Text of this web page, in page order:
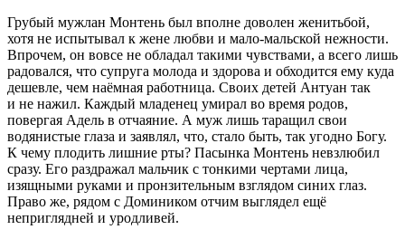
Грубый мужлан Монтень был вполне доволен женитьбой,
хотя не испытывал к жене любви и мало-мальской нежности.
Впрочем, он вовсе не обладал такими чувствами, а всего лишь
радовался, что супруга молода и здорова и обходится ему куда
дешевле, чем наёмная работница. Своих детей Антуан так
и не нажил. Каждый младенец умирал во время родов,
повергая Адель в отчаяние. А муж лишь таращил свои
водянистые глаза и заявлял, что, стало быть, так угодно Богу.
К чему плодить лишние рты? Пасынка Монтень невзлюбил
сразу. Его раздражал мальчик с тонкими чертами лица,
изящными руками и пронзительным взглядом синих глаз.
Право же, рядом с Домиником отчим выглядел ещё
неприглядней и уродливей.